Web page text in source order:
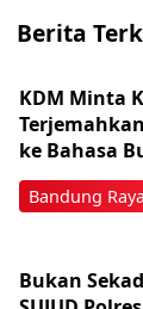
Berita
Bandung Raya
KDM Minta
ke Bahasa
Bukan